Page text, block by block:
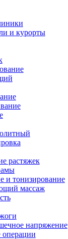
и курорты
растяжек
и тонизирование
массаж
напряжение
операции